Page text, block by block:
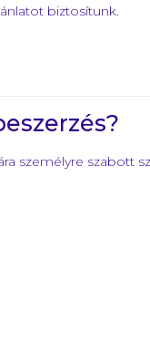
biztosítunk.
személyre szabott